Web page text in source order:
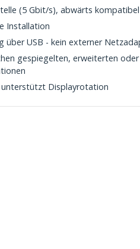
(5 Gbit/s), abwärts
Installation
über USB - kein externer
gespiegelten, erweiterten
Displayrotation